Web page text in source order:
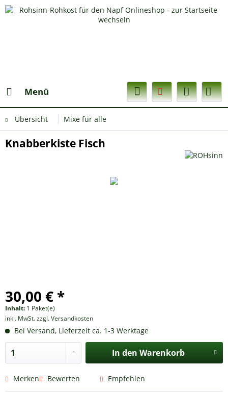
Menü
Übersicht Mixe für alle
Knabberkiste Fisch
30,00 € *
Inhalt: 1 Paket(e)
inkl. MwSt.zzgl. Versandkosten
Bei Versand, Lieferzeit ca. 1-3 Werktage
In den Warenkorb
Merken Bewerten Empfehlen